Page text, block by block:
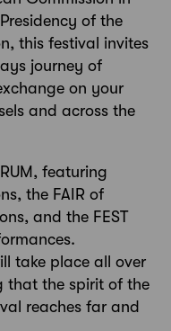
of the
this festival invites
journey of
on your
and across the
featuring
the FAIR of
and the FEST
take place all over
that the spirit of the
reaches far and